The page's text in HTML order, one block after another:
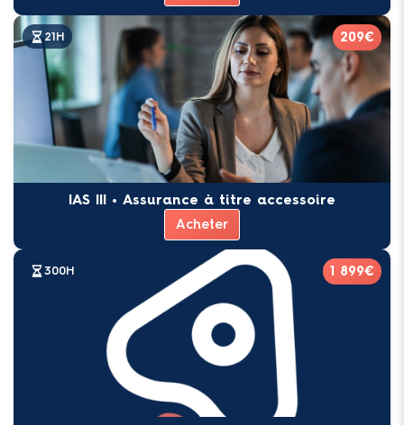
21H 209€
IAS III • Assurance à titre accessoire
Acheter
300H 1 899€